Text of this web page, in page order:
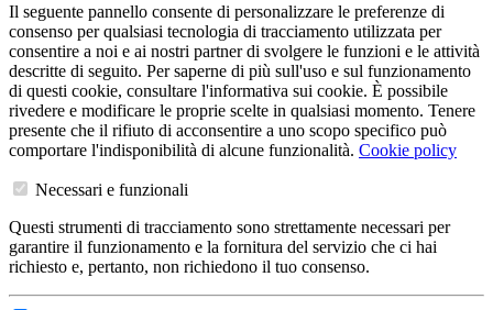
Il seguente pannello consente di personalizzare le preferenze di
consenso per qualsiasi tecnologia di tracciamento utilizzata per
consentire a noi e ai nostri partner di svolgere le funzioni e le attività
descritte di seguito. Per saperne di più sull'uso e sul funzionamento
di questi cookie, consultare l'informativa sui cookie. È possibile
rivedere e modificare le proprie scelte in qualsiasi momento. Tenere
presente che il rifiuto di acconsentire a uno scopo specifico può
comportare l'indisponibilità di alcune funzionalità. Cookie policy
Necessari e funzionali
Questi strumenti di tracciamento sono strettamente necessari per
garantire il funzionamento e la fornitura del servizio che ci hai
richiesto e, pertanto, non richiedono il tuo consenso.